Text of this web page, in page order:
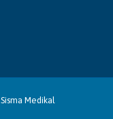
Sisma Medikal